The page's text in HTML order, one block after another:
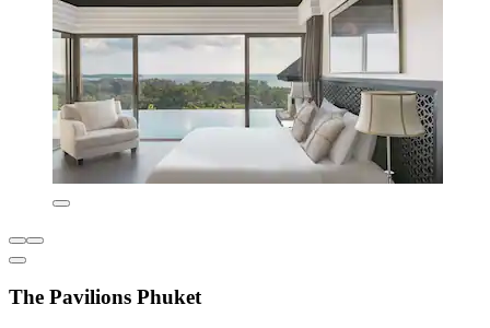
The Pavilions Phuket